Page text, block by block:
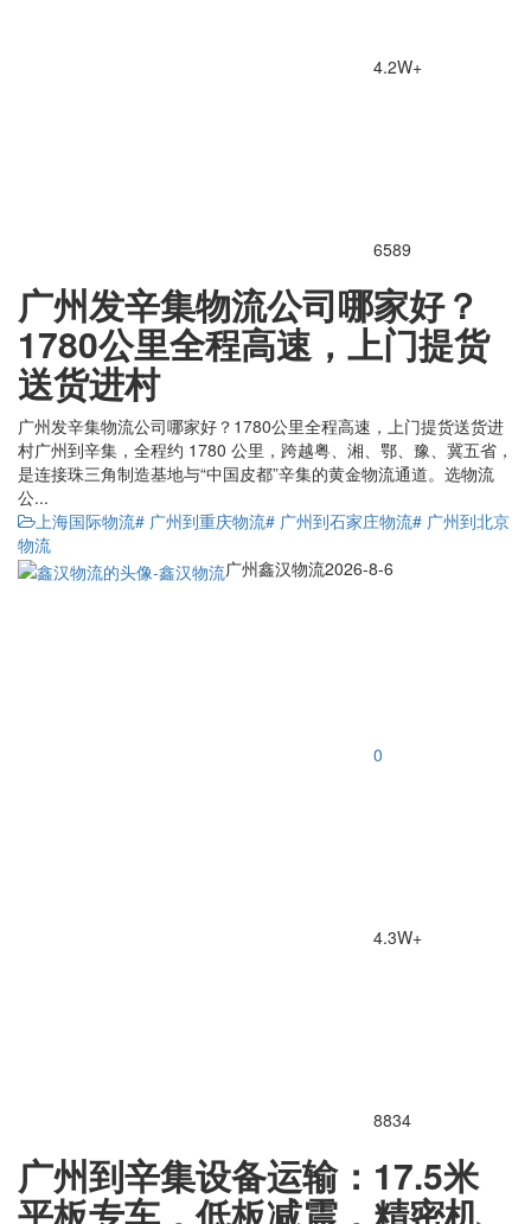
4.2W+
6589
广州发辛集物流公司哪家好？
1780公里全程高速，上门提货
送货进村
广州发辛集物流公司哪家好？1780公里全程高速，上门提货送货进
村广州到辛集，全程约 1780 公里，跨越粤、湘、鄂、豫、冀五省，
是连接珠三角制造基地与“中国皮都”辛集的黄金物流通道。选物流
公...
上海国际物流# 广州到重庆物流# 广州到石家庄物流# 广州到北京
物流
广州鑫汉物流2026-8-6
0
4.3W+
8834
广州到辛集设备运输：17.5米
平板专车，低板减震，精密机